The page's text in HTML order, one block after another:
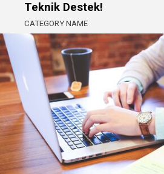
Teknik Destek!
CATEGORY NAME